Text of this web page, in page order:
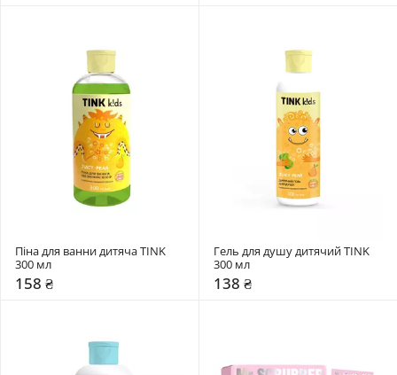
Піна для ванни дитяча TINK
300 мл
158 ₴
Гель для душу дитячий TINK
300 мл
138 ₴